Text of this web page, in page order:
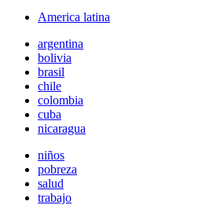
America latina
argentina
bolivia
brasil
chile
colombia
cuba
nicaragua
niños
pobreza
salud
trabajo